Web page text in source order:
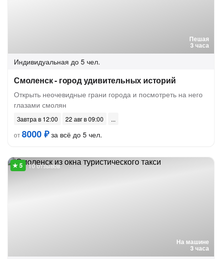
Пешая
3 часа
Индивидуальная до 5 чел.
Смоленск - город удивительных историй
Открыть неочевидные грани города и посмотреть на него
глазами смолян
Завтра в 12:00
22 авг в 09:00
от8000 ₽за всё до 5 чел.
На машине
3 часа
10 отзывов